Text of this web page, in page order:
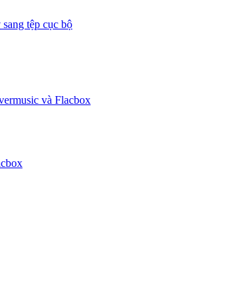
tệp cục bộ
và Flacbox